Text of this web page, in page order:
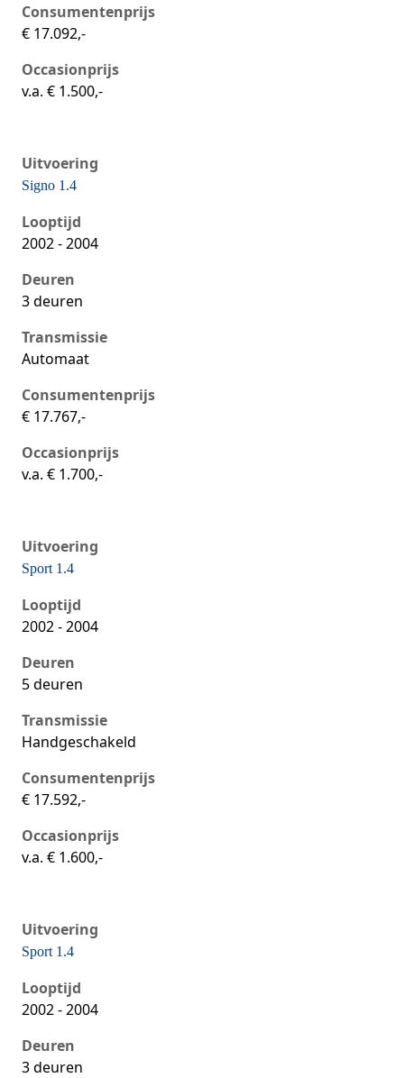
Consumentenprijs
€ 17.092,-
Occasionprijs
v.a. € 1.500,-
Uitvoering
Seat Ibiza iii, 1.4, 55 kW, Benzine, 3 deuren
Signo 1.4
Looptijd
2002 - 2004
Deuren
3 deuren
Transmissie
Automaat
Consumentenprijs
€ 17.767,-
Occasionprijs
v.a. € 1.700,-
Uitvoering
Seat Ibiza iii, 1.4, 55 kW, Benzine, 5 deuren
Sport 1.4
Looptijd
2002 - 2004
Deuren
5 deuren
Transmissie
Handgeschakeld
Consumentenprijs
€ 17.592,-
Occasionprijs
v.a. € 1.600,-
Uitvoering
Seat Ibiza iii, 1.4, 55 kW, Benzine, 3 deuren
Sport 1.4
Looptijd
2002 - 2004
Deuren
3 deuren